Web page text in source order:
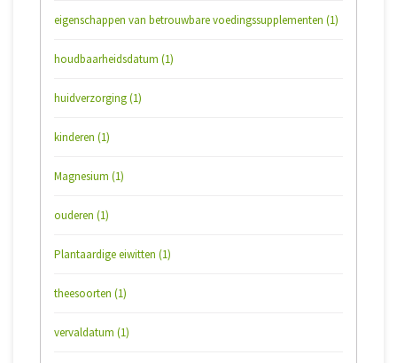
eigenschappen van betrouwbare voedingssupplementen (1)
houdbaarheidsdatum (1)
huidverzorging(1)
kinderen (1)
Magnesium (1)
ouderen (1)
Plantaardige eiwitten (1)
theesoorten (1)
vervaldatum (1)